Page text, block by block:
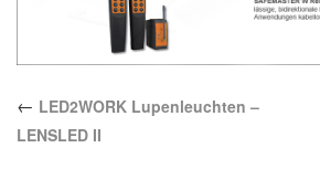
KARRIERE
PRODUKTE
APPLIKATIONEN
LÖSUNGEN
← LED2WORK Lupenleuchten –
LENSLED II